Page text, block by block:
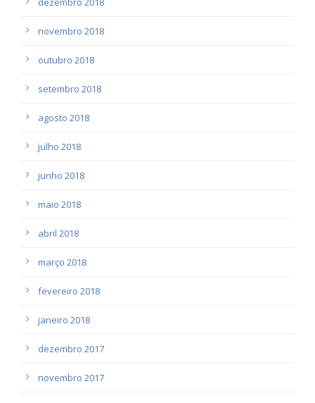
novembro 2018
outubro 2018
setembro 2018
agosto 2018
julho 2018
junho 2018
maio 2018
abril 2018
março 2018
fevereiro 2018
janeiro 2018
dezembro 2017
novembro 2017